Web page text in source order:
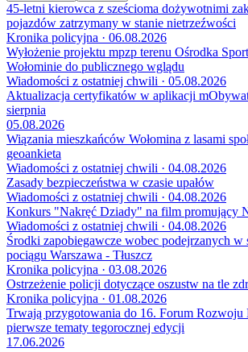
45-letni kierowca z sześcioma dożywotnimi
pojazdów zatrzymany w stanie nietrzeźwości
Kronika policyjna · 06.08.2026
Wyłożenie projektu mpzp terenu Ośrodka
Wołominie do publicznego wglądu
Wiadomości z ostatniej chwili · 05.08.2026
Aktualizacja certyfikatów w aplikacji
sierpnia
05.08.2026
Wiązania mieszkańców Wołomina z lasami
geoankieta
Wiadomości z ostatniej chwili · 04.08.2026
Zasady bezpieczeństwa w czasie upałów
Wiadomości z ostatniej chwili · 04.08.2026
Konkurs "Nakręć Dziady" na film promujący
Wiadomości z ostatniej chwili · 04.08.2026
Środki zapobiegawcze wobec podejrzanych
pociągu Warszawa - Tłuszcz
Kronika policyjna · 03.08.2026
Ostrzeżenie policji dotyczące oszustw na tle
Kronika policyjna · 01.08.2026
Trwają przygotowania do 16. Forum Rozwoju
pierwsze tematy tegorocznej edycji
17.06.2026